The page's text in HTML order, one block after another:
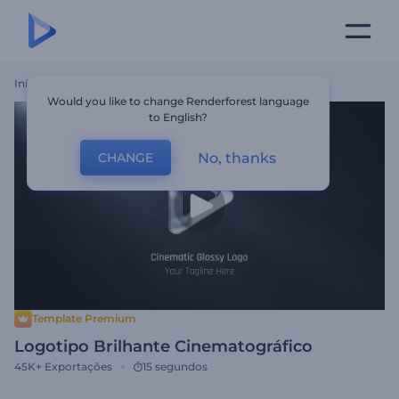
Início
Template Premium
Logotipo Brilhante Cinematográfico
45K+ Exportações 15 segundos
Would you like to change Renderforest language
to English?
CHANGE No, thanks